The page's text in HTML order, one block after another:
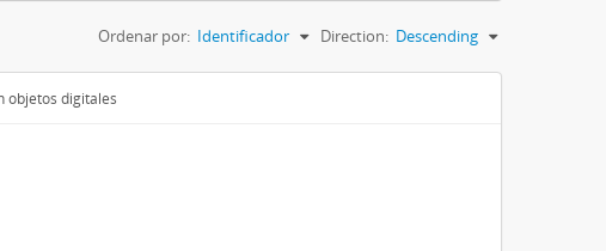
Ordenar por: Identificador Direction: Descending
objetos digitales